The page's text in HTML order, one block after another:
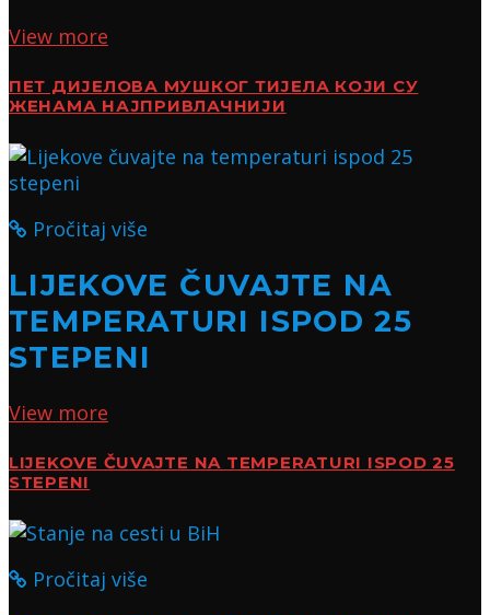
View more
ПЕТ ДИЈЕЛОВА МУШКОГ ТИЈЕЛА КОЈИ СУ
ЖЕНАМА НАЈПРИВЛАЧНИЈИ
Pročitaj više
LIJEKOVE ČUVAJTE NA
TEMPERATURI ISPOD 25
STEPENI
View more
LIJEKOVE ČUVAJTE NA TEMPERATURI ISPOD 25
STEPENI
Pročitaj više